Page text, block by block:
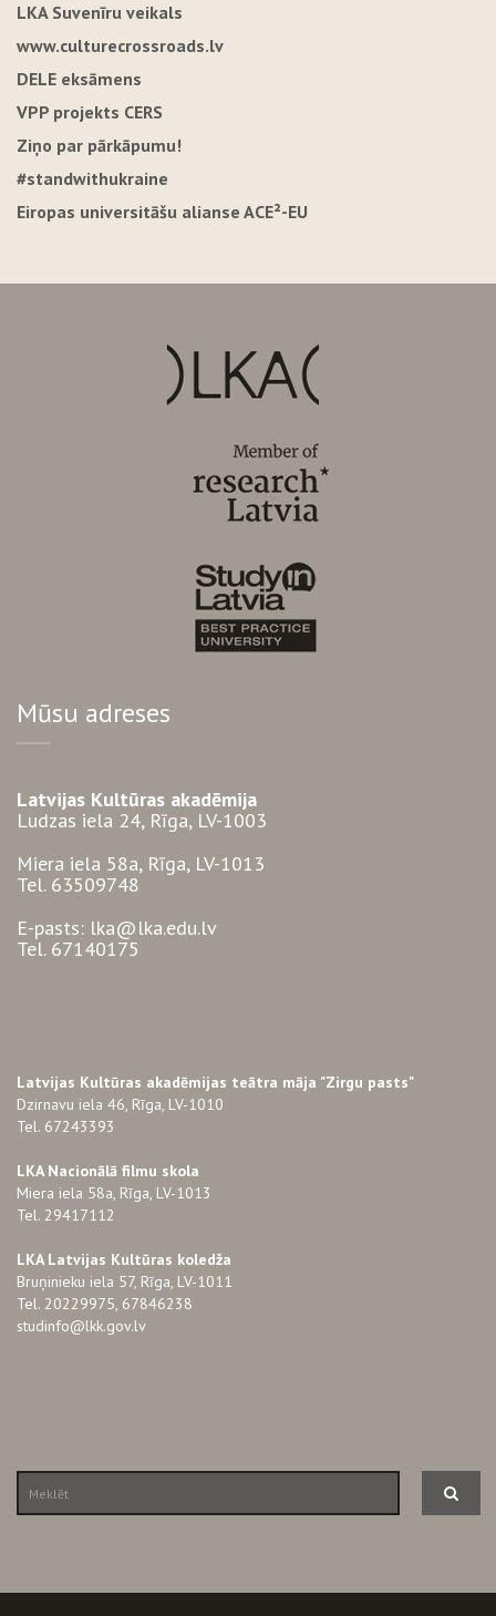
LKA Suvenīru veikals
www.culturecrossroads.lv
DELE eksāmens
VPP projekts CERS
Ziņo par pārkāpumu!
#standwithukraine
Eiropas universitāšu alianse ACE²-EU
Mūsu adreses
Latvijas Kultūras akadēmija
Ludzas iela 24, Rīga, LV-1003
Miera iela 58a, Rīga, LV-1013
Tel. 63509748
E-pasts: lka@lka.edu.lv
Tel. 67140175
Latvijas Kultūras akadēmijas teātra māja "Zirgu pasts"
Dzirnavu iela 46, Rīga, LV-1010
Tel. 67243393
LKA Nacionālā filmu skola
Miera iela 58a, Rīga, LV-1013
Tel. 29417112
LKA Latvijas Kultūras koledža
Bruņinieku iela 57, Rīga, LV-1011
Tel. 20229975, 67846238
studinfo@lkk.gov.lv